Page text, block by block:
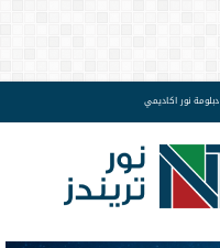
دبلومة نور اكاديمي